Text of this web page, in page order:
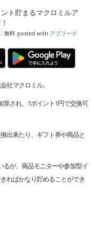
ント貯まるマクロミルア
無料 posted with アプリーチ
社マクロミル。
算され、1ポイント1円で交換可
出来たり、ギフト券や商品と
るが、商品モニターや参加型イ
ればかなり貯めることができ